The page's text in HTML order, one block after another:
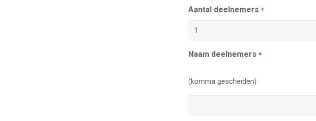
Aantal deelnemers *
Naam deelnemers *
(komma gescheiden)